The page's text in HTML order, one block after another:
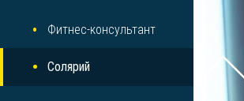
Фитнес-консультант
Солярий